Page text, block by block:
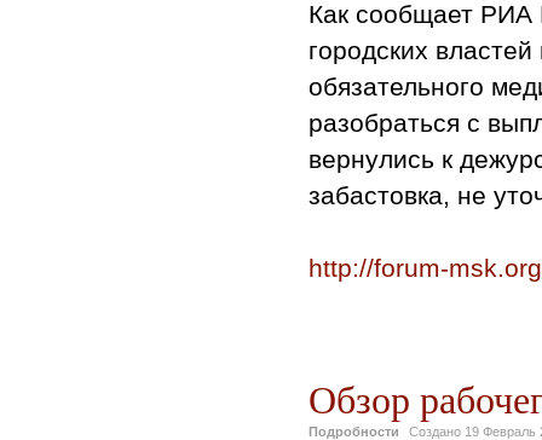
Как сообщает РИА
городских
обязательного
разобраться с
вернулись к
забастовка, не
http://forum-
Обзор
Подробности Создано 19 Февраль